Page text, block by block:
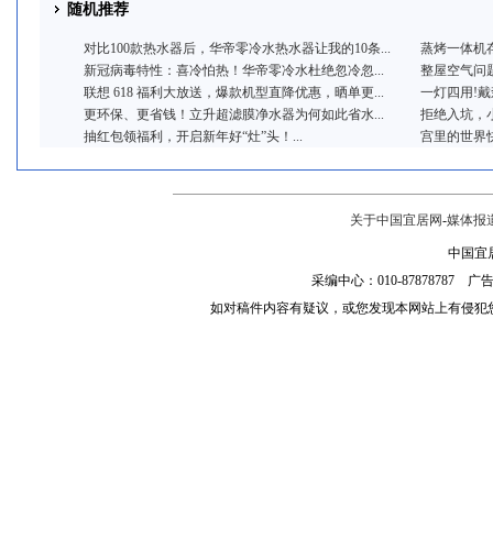
随机推荐
对比100款热水器后，华帝零冷水热水器让我的10条...
蒸烤一体机
新冠病毒特性：喜冷怕热！华帝零冷水杜绝忽冷忽...
整屋空气问
联想 618 福利大放送，爆款机型直降优惠，晒单更...
一灯四用!戴
更环保、更省钱！立升超滤膜净水器为何如此省水...
拒绝入坑，
抽红包领福利，开启新年好“灶”头！...
宫里的世界
关于中国宜居网-媒体报
中国宜
采编中心：010-87878787 广
如对稿件内容有疑议，或您发现本网站上有侵犯